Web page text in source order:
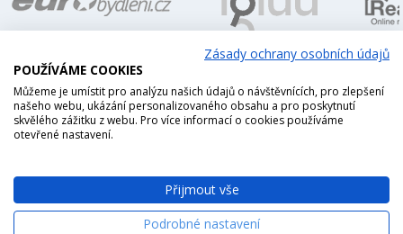
Zásady ochrany osobních údajů
POUŽÍVÁME COOKIES
Můžeme je umístit pro analýzu našich údajů o návštěvnících, pro zlepšení
našeho webu, ukázání personalizovaného obsahu a pro poskytnutí
skvělého zážitku z webu. Pro více informací o cookies používáme
otevřené nastavení.
Přijmout vše
Podrobné nastavení